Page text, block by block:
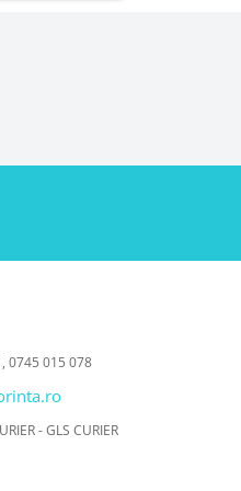
, 0745 015 078
- GLS CURIER